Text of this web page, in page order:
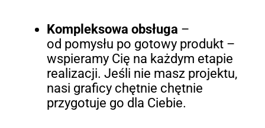
Kompleksowa obsługa –
od pomysłu po gotowy produkt –
wspieramy Cię na każdym etapie
realizacji. Jeśli nie masz projektu,
nasi graficy chętnie chętnie
przygotuje go dla Ciebie.